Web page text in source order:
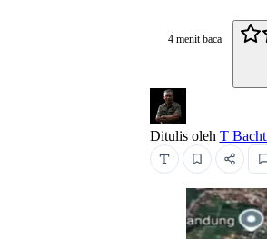
4 menit baca
Ditulis oleh T